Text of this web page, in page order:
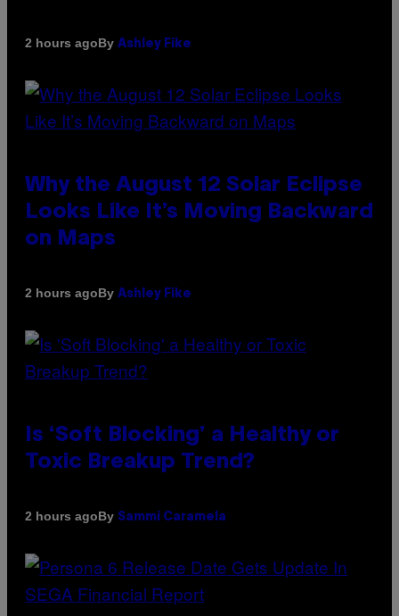
2 hours agoBy Ashley Fike
Why the August 12 Solar Eclipse
Looks Like It’s Moving Backward
on Maps
2 hours agoBy Ashley Fike
Is ‘Soft Blocking’ a Healthy or
Toxic Breakup Trend?
2 hours agoBy Sammi Caramela